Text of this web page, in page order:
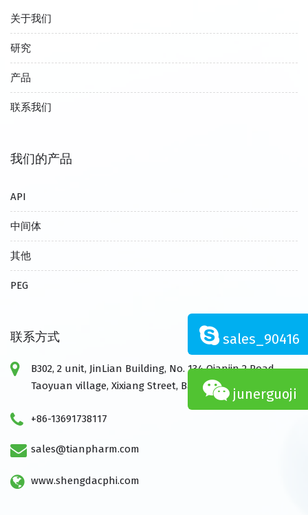
关于我们
研究
产品
联系我们
我们的产品
API
中间体
其他
PEG
联系方式
B302, 2 unit, JinLian Building, No. 134 Qianjin 2 Road,
Taoyuan village, Xixiang Street, Baoan,Shenzhen,China
+86-13691738117
sales@tianpharm.com
www.shengdacphi.com
sales_90416
junerguoji